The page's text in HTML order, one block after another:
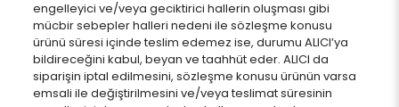
engelleyici ve/veya geciktirici hallerin oluşması gibi
mücbir sebepler halleri nedeni ile sözleşme konusu
ürünü süresi içinde teslim edemez ise, durumu ALICI’ya
bildireceğini kabul, beyan ve taahhüt eder. ALICI da
siparişin iptal edilmesini, sözleşme konusu ürünün varsa
emsali ile değiştirilmesini ve/veya teslimat süresinin